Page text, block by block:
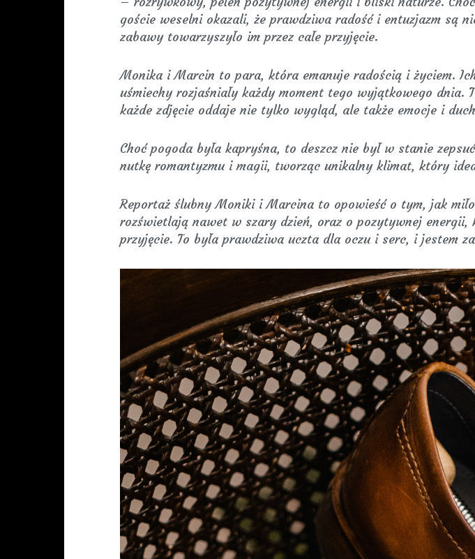
goście weselni okazali, że prawdziwa radość i entuzjazm są
zabawy towarzyszyło im przez całe przyjęcie.
Monika i Marcin to para, która emanuje radością i życiem.
uśmiechy rozjaśniały każdy moment tego wyjątkowego dnia.
każde zdjęcie oddaje nie tylko wygląd, ale także emocje i
Choć pogoda była kapryśna, to deszcz nie był w stanie
nutkę romantyzmu i magii, tworząc unikalny klimat, który
Reportaż ślubny Moniki i Marcina to opowieść o tym, jak
rozświetlają nawet w szary dzień, oraz o pozytywnej energii,
przyjęcie. To była prawdziwa uczta dla oczu i serc, i jestem